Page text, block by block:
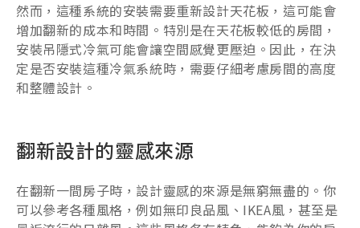
然而，這種系統的安裝需要重新設計天花板，這可能會
增加翻新的成本和時間。特別是在天花板較低的房間，
安裝吊隱式冷氣可能會讓空間感覺更壓迫。因此，在決
定是否安裝這種冷氣系統時，需要仔細考慮房間的高度
和整體設計。
翻新設計的靈感來源
在翻新一間房子時，設計靈感的來源是無窮無盡的。你
可以參考各種風格，例如無印良品風、IKEA風，甚至是